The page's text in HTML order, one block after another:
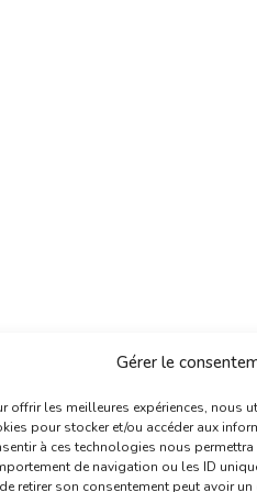
Gérer le
offrir les meilleures expériences, nous
pour stocker et/ou accéder aux
à ces technologies nous
de navigation ou les ID
retirer son consentement peut avoir